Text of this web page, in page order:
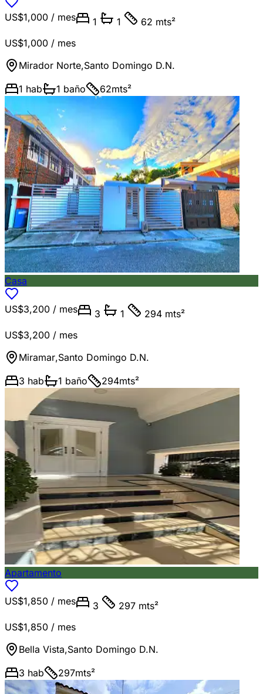
US$1,000 / mes 1 1
62 mts²
US$1,000 / mes
Mirador Norte,Santo Domingo D.N.
1 hab 1 baño 62mts²
Casa
US$3,200 / mes 3 1
294 mts²
US$3,200 / mes
Miramar,Santo Domingo D.N.
3 hab 1 baño 294mts²
Apartamento
US$1,850 / mes 3
297 mts²
US$1,850 / mes
Bella Vista,Santo Domingo D.N.
3 hab 297mts²